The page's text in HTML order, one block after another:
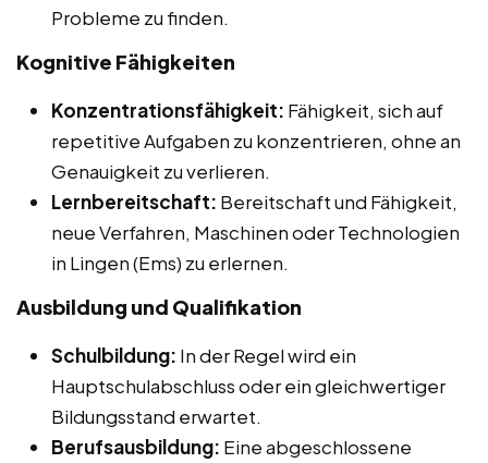
Probleme zu finden.
Kognitive Fähigkeiten
Konzentrationsfähigkeit: Fähigkeit, sich auf
repetitive Aufgaben zu konzentrieren, ohne an
Genauigkeit zu verlieren.
Lernbereitschaft: Bereitschaft und Fähigkeit,
neue Verfahren, Maschinen oder Technologien
in Lingen (Ems) zu erlernen.
Ausbildung und Qualifikation
Schulbildung: In der Regel wird ein
Hauptschulabschluss oder ein gleichwertiger
Bildungsstand erwartet.
Berufsausbildung: Eine abgeschlossene